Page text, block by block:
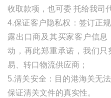
收取款项，也可委 托给我司
4.保证客户隐私权：签订正
露出口商及其买家客户信
动，再此郑重承诺，我们
易、转口物流供应商；
5.清关安全：目的港海关无
保证清关文件的真实性。